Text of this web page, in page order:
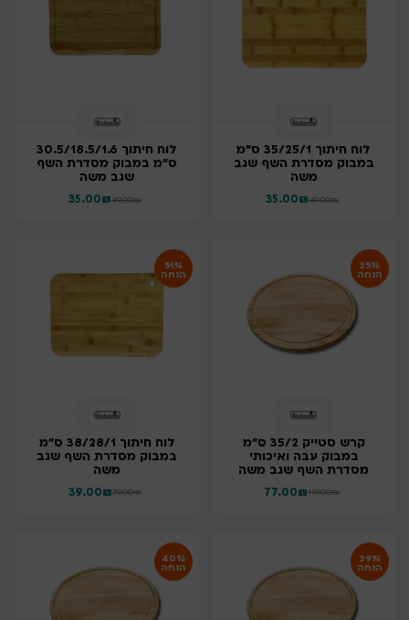
לוח חיתוך 35/25/1 ס"מ
במבוק מסדרת השף שגב
משה
₪
35.00 ₪
49.00
לוח חיתוך 30.5/18.5/1.6
ס"מ במבוק מסדרת השף
שגב משה
₪
35.00 ₪
49.00
35%
הנחה
קרש סטייק 35/2 ס"מ
במבוק עבה ואיכותי
מסדרת השף שגב משה
₪
77.00 ₪
119.00
51%
הנחה
לוח חיתוך 38/28/1 ס"מ
במבוק מסדרת השף שגב
משה
₪
39.00 ₪
79.00
39%
הנחה
40%
הנחה